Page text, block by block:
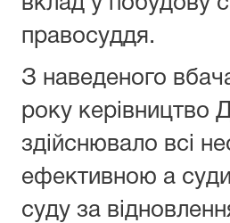
правосуддя.
З наведеного
року керівництво
здійснювало всі
ефективною а
суду за